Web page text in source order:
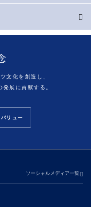
文化を創造し、
展に貢献する。
リュー
ソーシャルメディア一覧